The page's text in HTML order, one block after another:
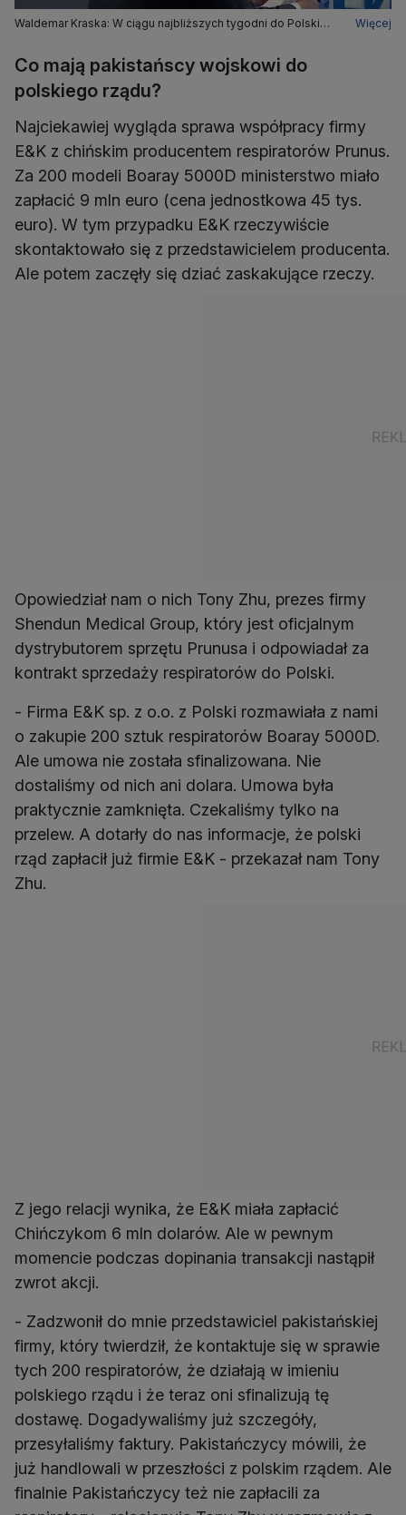
Waldemar Kraska: W ciągu najbliższych tygodni do Polski
Więcej
Co mają pakistańscy wojskowi do
polskiego rządu?
Najciekawiej wygląda sprawa współpracy firmy
E&K z chińskim producentem respiratorów Prunus.
Za 200 modeli Boaray 5000D ministerstwo miało
zapłacić 9 mln euro (cena jednostkowa 45 tys.
euro). W tym przypadku E&K rzeczywiście
skontaktowało się z przedstawicielem producenta.
Ale potem zaczęły się dziać zaskakujące rzeczy.
Opowiedział nam o nich Tony Zhu, prezes firmy
Shendun Medical Group, który jest oficjalnym
dystrybutorem sprzętu Prunusa i odpowiadał za
kontrakt sprzedaży respiratorów do Polski.
- Firma E&K sp. z o.o. z Polski rozmawiała z nami
o zakupie 200 sztuk respiratorów Boaray 5000D.
Ale umowa nie została sfinalizowana. Nie
dostaliśmy od nich ani dolara. Umowa była
praktycznie zamknięta. Czekaliśmy tylko na
przelew. A dotarły do nas informacje, że polski
rząd zapłacił już firmie E&K - przekazał nam Tony
Zhu.
Z jego relacji wynika, że E&K miała zapłacić
Chińczykom 6 mln dolarów. Ale w pewnym
momencie podczas dopinania transakcji nastąpił
zwrot akcji.
- Zadzwonił do mnie przedstawiciel pakistańskiej
firmy, który twierdził, że kontaktuje się w sprawie
tych 200 respiratorów, że działają w imieniu
polskiego rządu i że teraz oni sfinalizują tę
dostawę. Dogadywaliśmy już szczegóły,
przesyłaliśmy faktury. Pakistańczycy mówili, że
już handlowali w przeszłości z polskim rządem. Ale
finalnie Pakistańczycy też nie zapłacili za